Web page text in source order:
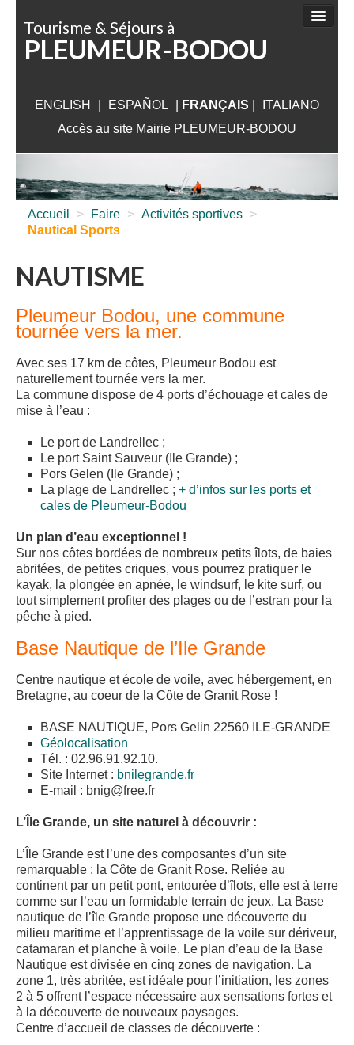
Tourisme & Séjours à
PLEUMEUR-BODOU
ENGLISH ESPAÑOL FRANÇAIS
ITALIANO
Accès au site Mairie PLEUMEUR-BODOU
FAIRE
SÉJOURNER
VISITER
INFORMATIONS PRATIQUES
Accueil
> Faire > Activités sportives >
Nautical Sports
NAUTISME
Pleumeur Bodou, une commune
tournée vers la mer.
Avec ses 17 km de côtes, Pleumeur Bodou est
naturellement tournée vers la mer.
La commune dispose de 4 ports d’échouage et cales de
mise à l’eau :
Le port de Landrellec ;
Le port Saint Sauveur (Ile Grande) ;
Pors Gelen (Ile Grande) ;
La plage de Landrellec ; + d’infos sur les ports et
cales de Pleumeur-Bodou
Un plan d’eau exceptionnel !
Sur nos côtes bordées de nombreux petits îlots, de baies
abritées, de petites criques, vous pourrez pratiquer le
kayak, la plongée en apnée, le windsurf, le kite surf, ou
tout simplement profiter des plages ou de l’estran pour la
pêche à pied.
Base Nautique de l’Ile Grande
Centre nautique et école de voile, avec hébergement, en
Bretagne, au coeur de la Côte de Granit Rose !
BASE NAUTIQUE, Pors Gelin 22560 ILE-GRANDE
Géolocalisation
Tél. : 02.96.91.92.10.
Site Internet : bnilegrande.fr
E-mail : bnig@free.fr
L’Île Grande, un site naturel à découvrir :
L’Île Grande est l’une des composantes d’un site
remarquable : la Côte de Granit Rose. Reliée au
continent par un petit pont, entourée d’îlots, elle est à terre
comme sur l’eau un formidable terrain de jeux. La Base
nautique de l’île Grande propose une découverte du
milieu maritime et l’apprentissage de la voile sur dériveur,
catamaran et planche à voile. Le plan d’eau de la Base
Nautique est divisée en cinq zones de navigation. La
zone 1, très abritée, est idéale pour l’initiation, les zones
2 à 5 offrent l’espace nécessaire aux sensations fortes et
à la découverte de nouveaux paysages.
Centre d’accueil de classes de découverte :